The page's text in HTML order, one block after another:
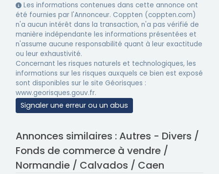
Les informations contenues dans cette annonce ont
été fournies par l'Annonceur. Coppten (coppten.com)
n'a aucun intérêt dans la transaction, n'a pas vérifié de
manière indépendante les informations présentées et
n'assume aucune responsabilité quant à leur exactitude
ou leur exhaustivité.
Concernant les risques naturels et technologiques, les
informations sur les risques auxquels ce bien est exposé
sont disponibles sur le site Géorisques :
www.georisques.gouv.fr.
Signaler une erreur ou un abus
Annonces similaires : Autres - Divers /
Fonds de commerce à vendre /
Normandie / Calvados / Caen